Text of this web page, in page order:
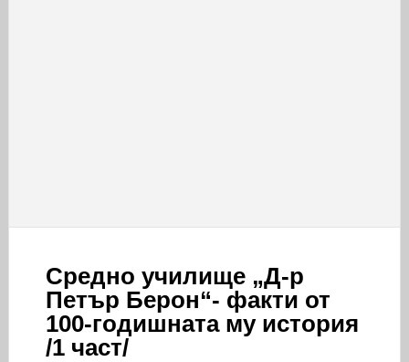
Средно училище „Д-р
Петър Берон“- факти от
100-годишната му история
/1 част/